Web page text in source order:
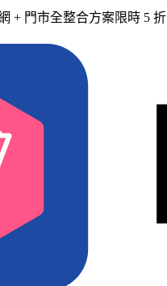
+ 門市全整合方案限時 5 折